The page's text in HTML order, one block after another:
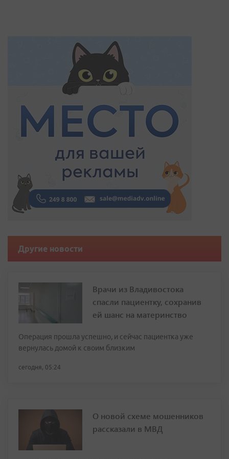
Другие новости
Врачи из Владивостока
спасли пациентку, сохранив
ей шанс на материнство
Операция прошла успешно, и сейчас пациентка уже
вернулась домой к своим близким
сегодня, 05:24
О новой схеме мошенников
рассказали в МВД